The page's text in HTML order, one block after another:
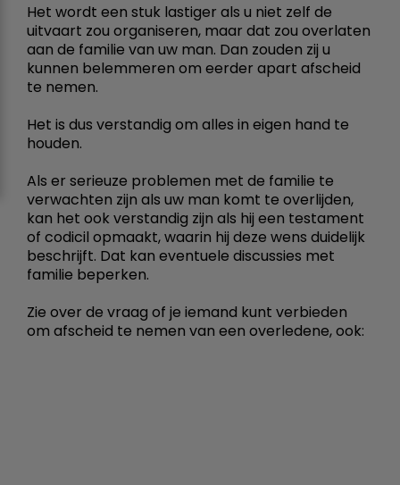
Het wordt een stuk lastiger als u niet zelf de
uitvaart zou organiseren, maar dat zou overlaten
aan de familie van uw man. Dan zouden zij u
kunnen belemmeren om eerder apart afscheid
te nemen.
Het is dus verstandig om alles in eigen hand te
houden.
Als er serieuze problemen met de familie te
verwachten zijn als uw man komt te overlijden,
kan het ook verstandig zijn als hij een testament
of codicil opmaakt, waarin hij deze wens duidelijk
beschrijft. Dat kan eventuele discussies met
familie beperken.
Zie over de vraag of je iemand kunt verbieden
om afscheid te nemen van een overledene, ook: